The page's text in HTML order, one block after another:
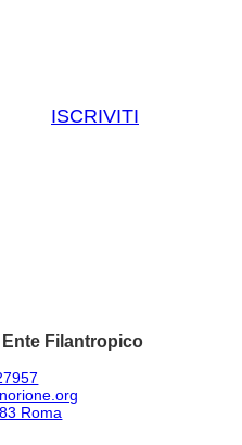
ISCRIVITI
Filantropico
Roma